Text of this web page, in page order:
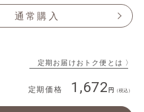
通常購入
定期お届けおトク便とは 〉
定期価格 1,672 （税込）